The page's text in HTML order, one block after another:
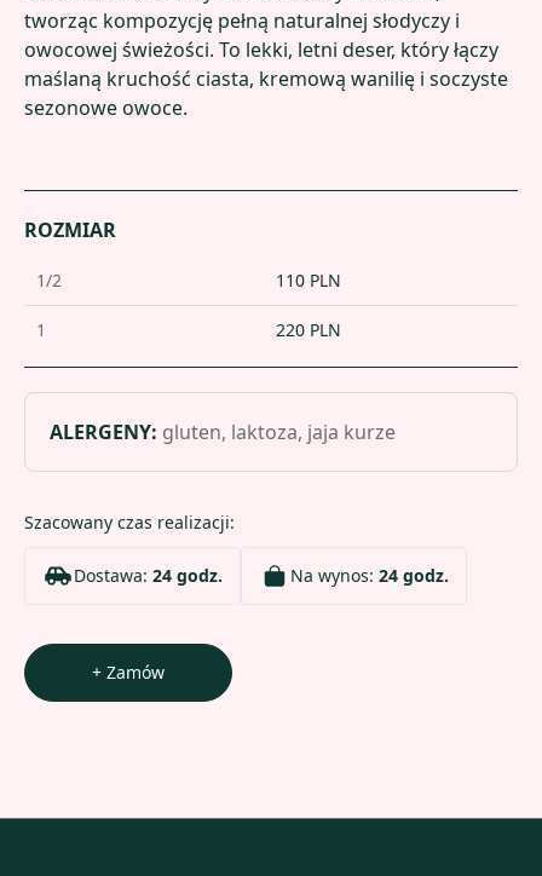
tworząc kompozycję pełną naturalnej słodyczy i
owocowej świeżości. To lekki, letni deser, który łączy
maślaną kruchość ciasta, kremową wanilię i soczyste
sezonowe owoce.
ROZMIAR
1/2 110 PLN
1 220 PLN
ALERGENY: gluten, laktoza, jaja kurze
Szacowany czas realizacji:
Dostawa: 24 godz. Na wynos: 24 godz.
+ Zamów